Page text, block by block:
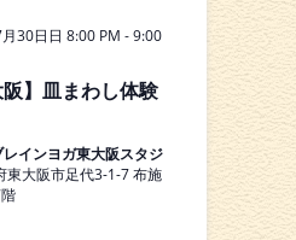
ゲ
ー
シ
ョ
ョ
ン
30日日 8:00 PM -9:00
阪】皿まわし体験
レインヨガ東大阪スタジ
東大阪市足代3-1-7 布施